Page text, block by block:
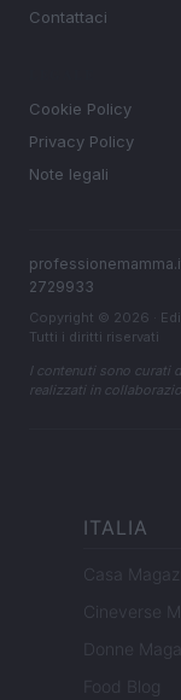
Contattaci
Cookie Policy
Privacy Policy
Note legali
2729933
Copyright © 2026 ·
Tutti i diritti riservati
I contenuti sono curati
realizzati in
ITALIA
Casa
Cineverse
Donne
Food Blog